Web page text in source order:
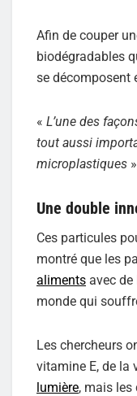
Afin de couper
biodégradables
se décomposent
« L’une des
tout aussi
microplastiques
Une double
Ces particules
montré que les
aliments avec
monde qui
Les chercheurs
vitamine E, de la
lumière, mais les